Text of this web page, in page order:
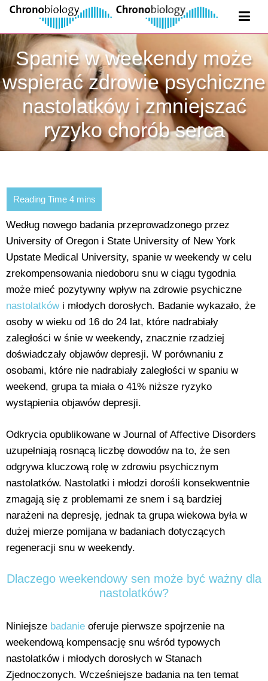
Spanie w weekendy może
wspierać zdrowie psychiczne
nastolatków i zmniejszać
ryzyko chorób serca
Według nowego badania przeprowadzonego przez
University of Oregon i State University of New York
Upstate Medical University, spanie w weekendy w celu
zrekompensowania niedoboru snu w ciągu tygodnia
może mieć pozytywny wpływ na zdrowie psychiczne
nastolatkówi młodych dorosłych. Badanie wykazało, że
osoby w wieku od 16 do 24 lat, które nadrabiały
zaległości w śnie w weekendy, znacznie rzadziej
doświadczały objawów depresji. W porównaniu z
osobami, które nie nadrabiały zaległości w spaniu w
weekend, grupa ta miała o 41% niższe ryzyko
wystąpienia objawów depresji.
Odkrycia opublikowane w Journal of Affective Disorders
uzupełniają rosnącą liczbę dowodów na to, że sen
odgrywa kluczową rolę w zdrowiu psychicznym
nastolatków. Nastolatki i młodzi dorośli konsekwentnie
zmagają się z problemami ze snem i są bardziej
narażeni na depresję, jednak ta grupa wiekowa była w
dużej mierze pomijana w badaniach dotyczących
regeneracji snu w weekendy.
Dlaczego weekendowy sen może być ważny dla
nastolatków?
Niniejsze badanie oferuje pierwsze spojrzenie na
weekendową kompensację snu wśród typowych
nastolatków i młodych dorosłych w Stanach
Zjednoczonych. Wcześniejsze badania na ten temat